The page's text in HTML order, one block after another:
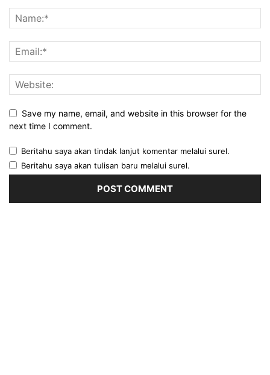
Save my name, email, and website in this browser for the
next time I comment.
Beritahu saya akan tindak lanjut komentar melalui surel.
Beritahu saya akan tulisan baru melalui surel.